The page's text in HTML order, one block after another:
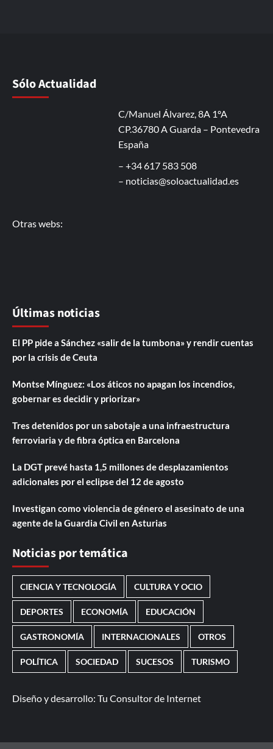
Sólo Actualidad
C/Manuel Álvarez, 8A 1ºA
CP.36780 A Guarda – Pontevedra
España
– +34 617 583 508
– noticias@soloactualidad.es
Otras webs:
Últimas noticias
El PP pide a Sánchez «salir de la tumbona» y rendir cuentas
por la crisis de Ceuta
Montse Mínguez: «Los áticos no apagan los incendios,
gobernar es decidir y priorizar»
Tres detenidos por un sabotaje a una infraestructura
ferroviaria y de fibra óptica en Barcelona
La DGT prevé hasta 1,5 millones de desplazamientos
adicionales por el eclipse del 12 de agosto
Investigan como violencia de género el asesinato de una
agente de la Guardia Civil en Asturias
Noticias por temática
CIENCIA Y TECNOLOGÍA CULTURA Y OCIO
DEPORTES ECONOMÍA EDUCACIÓN
GASTRONOMÍA INTERNACIONALES OTROS
POLÍTICA SOCIEDAD SUCESOS TURISMO
Diseño y desarrollo: Tu Consultor de Internet